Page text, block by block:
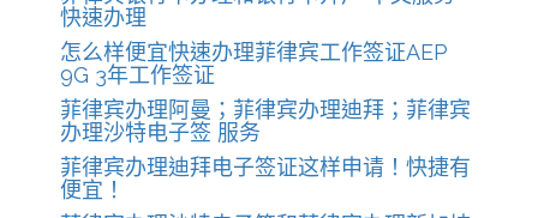
快速办理
怎么样便宜快速办理菲律宾工作签证AEP
9G 3年工作签证
菲律宾办理阿曼；菲律宾办理迪拜；菲律宾
办理沙特电子签 服务
菲律宾办理迪拜电子签证这样申请！快捷有
便宜！